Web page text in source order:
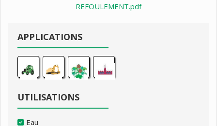
REFOULEMENT.pdf
APPLICATIONS
UTILISATIONS
Eau